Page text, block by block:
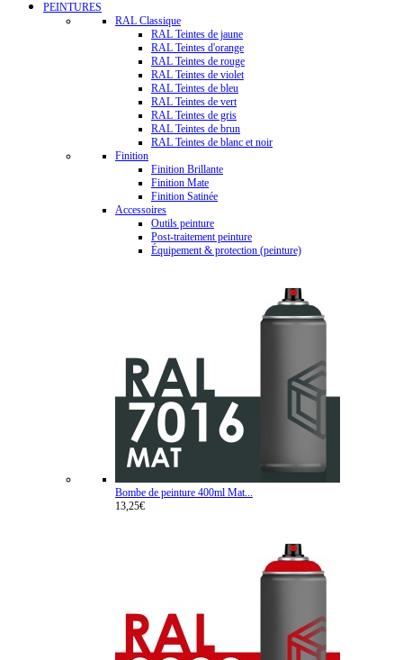
PEINTURES
RAL Classique
RAL Teintes de jaune
RAL Teintes d'orange
RAL Teintes de rouge
RAL Teintes de violet
RAL Teintes de bleu
RAL Teintes de vert
RAL Teintes de gris
RAL Teintes de brun
RAL Teintes de blanc et noir
Finition
Finition Brillante
Finition Mate
Finition Satinée
Accessoires
Outils peinture
Post-traitement peinture
Équipement & protection (peinture)
Bombe de peinture 400ml Mat...
13,25€